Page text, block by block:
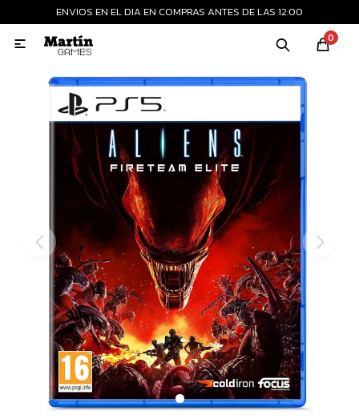
ENVIOS EN EL DIA EN COMPRAS ANTES DE LAS 12:00
0

MI CUENTA
Consolas nuevas
Consolas recertificadas
Juegos
Accesorios